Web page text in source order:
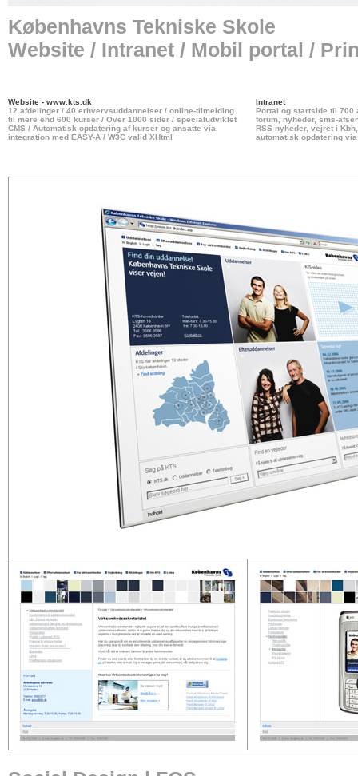
Københavns Tekniske Skole
Website / Intranet / Mobil portal /
Website - www.kts.dk
12 afdelinger / 40 erhvervsuddannelser / online-tilmelding
til mere end 600 kurser / Over 1000 sider / specialudviklet
CMS / Automatisk opdatering af kurser og ansatte via
integration med EASY-A / W3C valid XHtml
Intranet
Portal og startside til 700
forum, nyheder, sms-
RSS nyheder, vejret i
automatisk opdatering